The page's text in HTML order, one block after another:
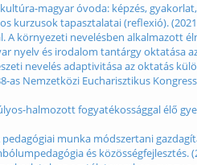
magyar óvoda: képzés,
kurzusok tapasztalatai (reflexió).
A környezeti nevelésben alkalmazott
nyelv és irodalom tantárgy oktatása
nevelés adaptivitása az oktatás
as Nemzetközi Eucharisztikus
halmozott fogyatékossággal élő
pedagógiai munka módszertani
és